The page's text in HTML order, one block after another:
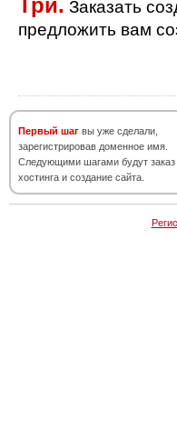
Три. Заказать
предложить вам
Первый шаг вы уже сделали,
зарегистрировав доменное имя.
Следующими шагами будут заказ
хостинга и создание сайта.